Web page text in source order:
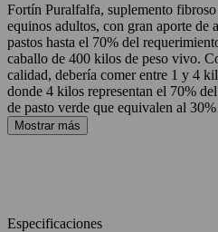
Fortín Puralfalfa, suplemento
equinos adultos, con gran aporte de
pastos hasta el 70% del
caballo de 400 kilos de peso vivo.
calidad, debería comer entre 1 y 4
donde 4 kilos representan el 70%
de pasto verde que equivalen al 30%
Mostrar más
Especificaciones